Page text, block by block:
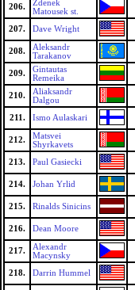
206.
Zdenek
Matousek st.
207. Dave Wright
208.
Aleksandr
Tarakanov
209.
Gintautas
Remeika
210.
Aliaksandr
Dalgou
211. Ismo Aulaskari
212.
Matsvei
Shyrkavets
213. Paul Gasiecki
214. Johan Yrlid
215. Rinalds Sinicins
216. Dean Moore
217.
Alexandr
Macynsky
218. Darrin Hummel